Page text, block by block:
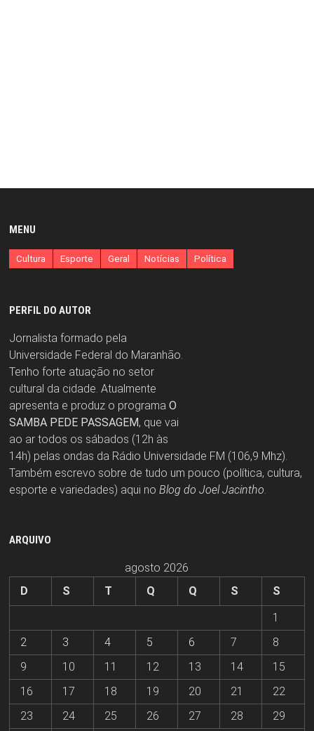
MENU
Cultura Esporte Geral Notícias Política
PERFIL DO AUTOR
Jornalista formado pela
Universidade Federal do Maranhão.
Tenho forte atuação no setor
cultural da cidade. Atualmente
apresenta e produz o programa O
SAMBA PEDE PASSAGEM, que vai
ao ar todos os sábados (12h às
14h) pelas ondas da Rádio Universidade FM (106,9 Mhz).
Também escrevo sobre de tudo um pouco (política, cultura,
esporte e variedades) aqui no Blog do Joel Jacintho.
ARQUIVO
agosto 2026
D
S T Q Q S
S
1
2
3 4 5 6 7
8
9
10 11 12 13 14
15
16
17 18 19 20 21
22
23
24 25 26 27 28 29